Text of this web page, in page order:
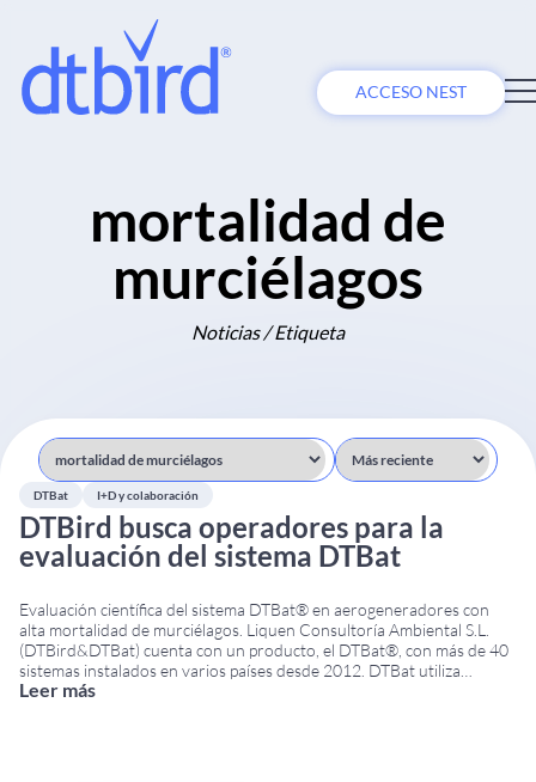
ACCESO NEST
mortalidad de
murciélagos
Noticias / Etiqueta
DTBat I+D y colaboración
DTBird busca operadores para la
evaluación del sistema DTBat
Evaluación científica del sistema DTBat® en aerogeneradores con
alta mortalidad de murciélagos. Liquen Consultoría Ambiental S.L.
(DTBird&DTBat) cuenta con un producto, el DTBat®, con más de 40
sistemas instalados en varios países desde 2012. DTBat utiliza
detectores ultrasónicos con micrófonos instalados en diversas
Leer más